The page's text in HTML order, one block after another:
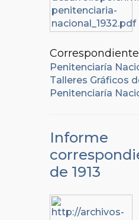
Penitenciaría
Talleres Gráficos
Penitenciaría
Informe
de 1913